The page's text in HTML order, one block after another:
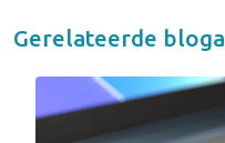
Gerelateerde